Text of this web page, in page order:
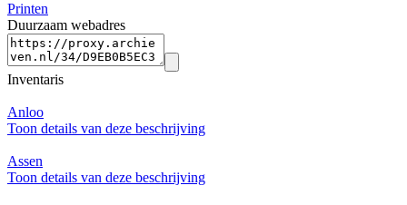
Printen
Duurzaam webadres
Inventaris
Anloo
Toon details van deze beschrijving
Assen
Toon details van deze beschrijving